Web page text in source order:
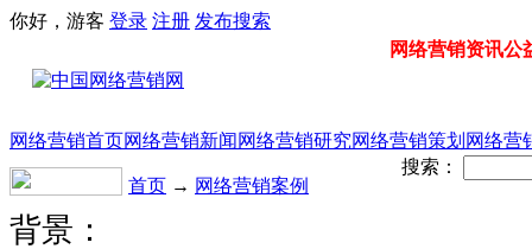
你好，游客 登录 注册 发布搜索
网络营销资讯公
网络营销首页网络营销新闻 网络营销研究网络营销策划 网络营
首页 → 网络营销案例
搜索：
背景：